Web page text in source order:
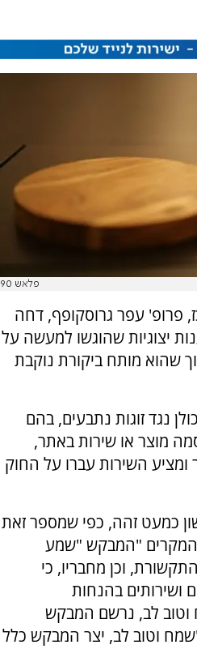
פלאש 90
פרופ' עפר גרוסקופף, דחה
יצוגיות שהוגשו למעשה על
שהוא מותח ביקורת נוקבת
נגד זוגות נתבעים, בהם
מוצר או שירות באתר,
השירות עברו על החוק
בלשון כמעט זהה, כפי שמספר זאת
השופט באירוניה. בכל 17 המקרים "המבקש "שמע
וכן מחבריו, כי
ושירותים בהנחות
וטוב לב, נרשם המבקש
וטוב לב, יצר המבקש כלל